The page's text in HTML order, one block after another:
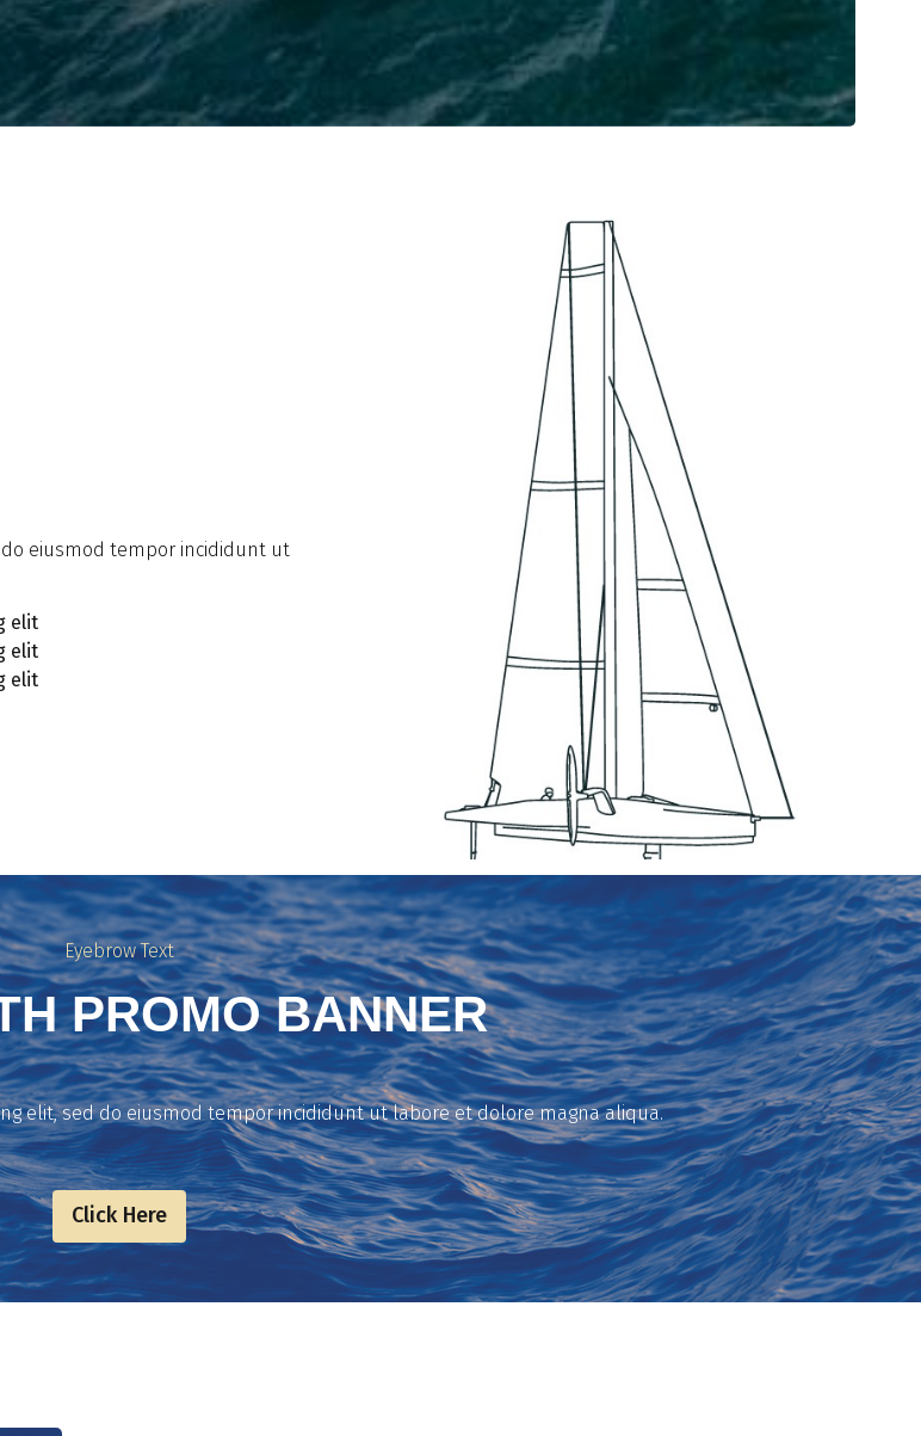
eiusmod tempor incididunt ut
elit
elit
elit
Eyebrow Text
PROMO BANNER
elit, sed do eiusmod tempor incididunt ut labore et dolore magna aliqua.
Click Here